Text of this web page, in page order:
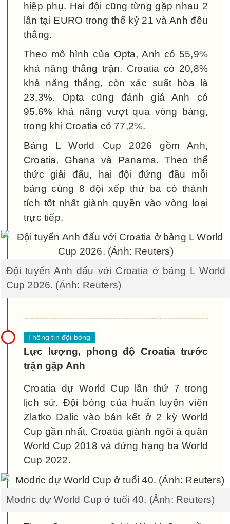
hiệp phụ. Hai đội cũng từng gặp nhau 2
lần tại EURO trong thế kỷ 21 và Anh đều
thắng.
Theo mô hình của Opta, Anh có 55,9%
khả năng thắng trận. Croatia có 20,8%
khả năng thắng, còn xác suất hòa là
23,3%. Opta cũng đánh giá Anh có
95,6% khả năng vượt qua vòng bảng,
trong khi Croatia có 77,2%.
Bảng L World Cup 2026 gồm Anh,
Croatia, Ghana và Panama. Theo thể
thức giải đấu, hai đội đứng đầu mỗi
bảng cùng 8 đội xếp thứ ba có thành
tích tốt nhất giành quyền vào vòng loại
trực tiếp.
Đội tuyển Anh đấu với Croatia ở bảng L World
Cup 2026. (Ảnh: Reuters)
Lực lượng, phong độ Croatia trước
trận gặp Anh
Croatia dự World Cup lần thứ 7 trong
lịch sử. Đội bóng của huấn luyện viên
Zlatko Dalic vào bán kết ở 2 kỳ World
Cup gần nhất. Croatia giành ngôi á quân
World Cup 2018 và đứng hạng ba World
Cup 2022.
Modric dự World Cup ở tuổi 40. (Ảnh: Reuters)